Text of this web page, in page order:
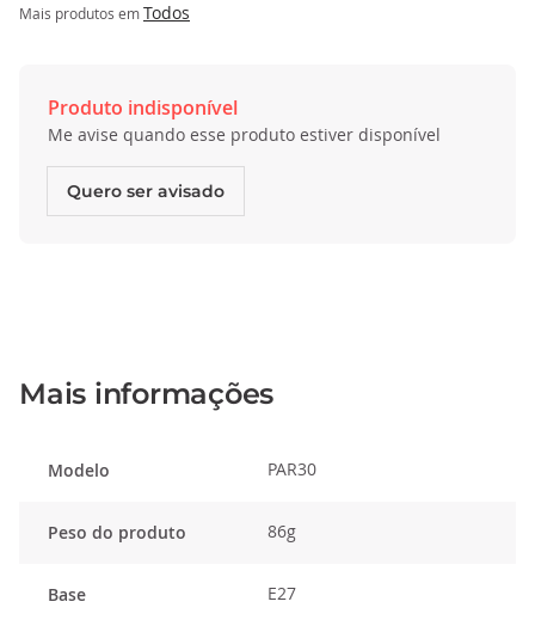
Galeria
Mais produtos emTodos
Produto indisponível
Me avise quando esse produto estiver disponível
Quero ser avisado
Mais informações
Modelo PAR30
Peso do produto 86g
Base E27